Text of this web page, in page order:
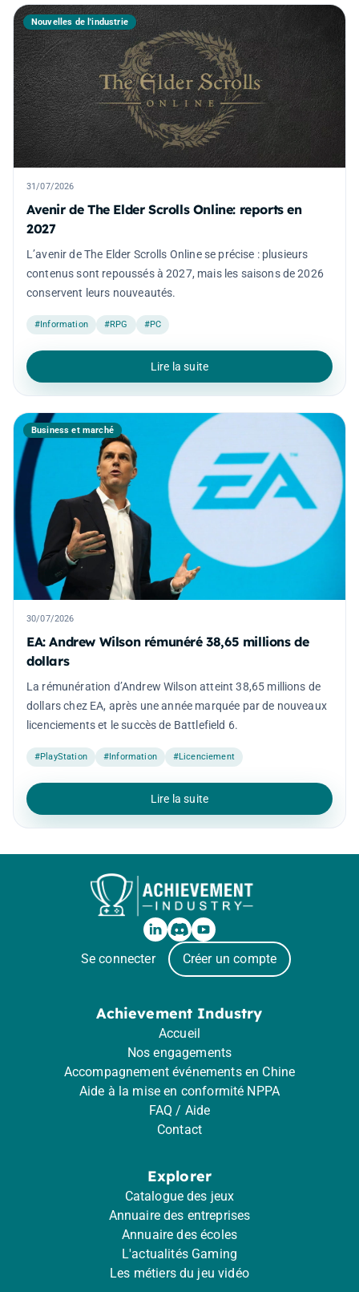
Nouvelles de l'industrie
31/07/2026
Avenir de The Elder Scrolls Online: reports en
2027
L’avenir de The Elder Scrolls Online se précise : plusieurs
contenus sont repoussés à 2027, mais les saisons de 2026
conservent leurs nouveautés.
#Information #RPG #PC
Lire la suite
Business et marché
30/07/2026
EA: Andrew Wilson rémunéré 38,65 millions de
dollars
La rémunération d’Andrew Wilson atteint 38,65 millions de
dollars chez EA, après une année marquée par de nouveaux
licenciements et le succès de Battlefield 6.
#PlayStation #Information #Licenciement
Lire la suite
Se connecter Créer un compte
Achievement Industry
Accueil
Nos engagements
Accompagnement événements en Chine
Aide à la mise en conformité NPPA
FAQ / Aide
Contact
Explorer
Catalogue des jeux
Annuaire des entreprises
Annuaire des écoles
L'actualités Gaming
Les métiers du jeu vidéo